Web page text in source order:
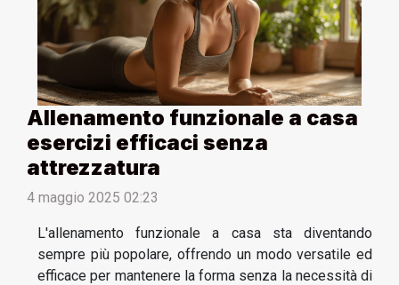
Allenamento funzionale a casa
esercizi efficaci senza
attrezzatura
4 maggio 2025 02:23
L'allenamento funzionale a casa sta diventando
sempre più popolare, offrendo un modo versatile ed
efficace per mantenere la forma senza la necessità di